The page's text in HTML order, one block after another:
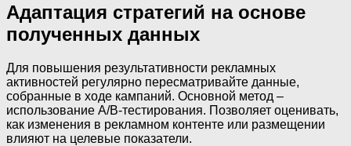
Адаптация стратегий на основе
полученных данных
Для повышения результативности рекламных
активностей регулярно пересматривайте данные,
собранные в ходе кампаний. Основной метод –
использование A/B-тестирования. Позволяет оценивать,
как изменения в рекламном контенте или размещении
влияют на целевые показатели.